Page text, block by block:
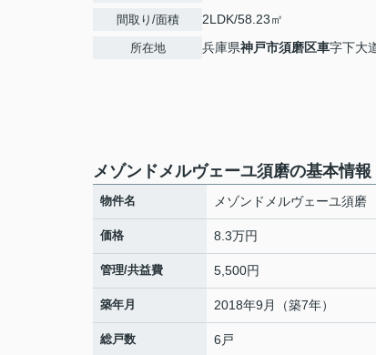
間取り/面積 2LDK/58.23㎡
所在地 兵庫県神戸市須磨区車字下大
メゾンドメルヴェーユ須磨の基本情報
物件名 メゾンドメルヴェーユ須磨
価格 8.3万円
管理/共益費 5,500円
築年月 2018年9月（築7年）
総戸数 6戸